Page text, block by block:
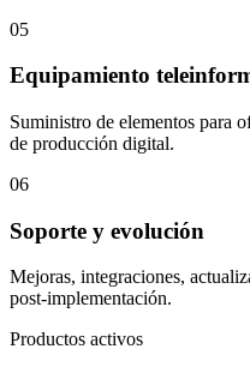
05
Equipamiento
Suministro de elementos para
de producción digital.
06
Soporte y evolución
Mejoras, integraciones,
post-implementación.
Productos activos